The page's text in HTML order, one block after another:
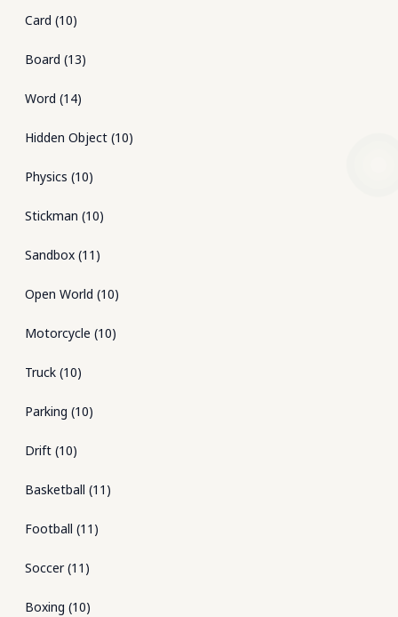
Card (10)
Board (13)
Word (14)
Hidden Object (10)
Physics (10)
Stickman (10)
Sandbox (11 )
Open World (10)
Motorcycle (10)
Truck (10)
Parking (10)
Drift (10)
Basketball (11 )
Football (11 )
Soccer(11 )
Boxing (10)